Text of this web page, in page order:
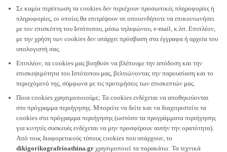
Σε καμία περίπτωση τα cookies δεν περιέχουν προσωπικές πληροφορίες ή
πληροφορίες, οι οποίες θα επιτρέψουν σε οποιονδήποτε να επικοινωνήσει
με τον επισκέπτη του Ιστότοπου, μέσω τηλεφώνου, e-mail, κ.λπ. Επιπλέον,
με την χρήση των cookies δεν υπάρχει πρόσβαση στα έγγραφα ή αρχεία του
υπολογιστή σας.
Επιπλέον, τα cookies μας βοηθούν να βλέπουμε την απόδοση και την
επισκεψιμότητα του Ιστότοπου μας, βελτιώνοντας την παρουσίαση και το
περιεχόμενό της, σύμφωνα με τις προτιμήσεις των επισκεπτών μας.
Ποια cookies χρησιμοποιούμε; Τα cookies ενδέχεται να αποθηκεύονται
στο πρόγραμμα περιήγησης. Μπορείτε να δείτε και να διαχειριστείτε τα
cookies στο πρόγραμμα περιήγησης (ωστόσο τα προγράμματα περιήγησης
για κινητές συσκευές ενδέχεται να μην προσφέρουν αυτήν την ορατότητα).
Από τους διαφορετικούς τύπους cookies που υπάρχουν, το
dikigorikografeioathina.grχρησιμοποιεί τα παρακάτω: Τα τεχνικά